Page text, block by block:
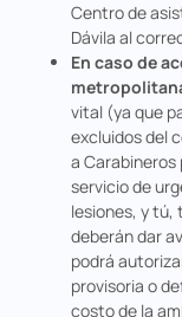
Centro de
Dávila al
En caso de
vital (ya que
excluidos del
a Carabineros
servicio de
lesiones, y tú,
deberán dar
podrá
provisoria o
costo de la